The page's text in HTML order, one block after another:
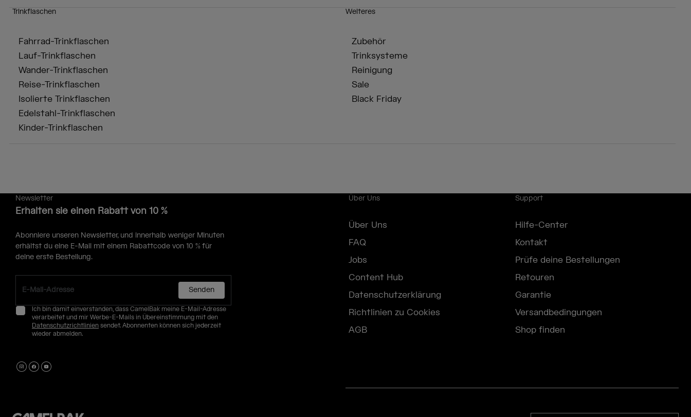
Trinkflaschen
Fahrrad-Trinkflaschen
Lauf-Trinkflaschen
Wander-Trinkflaschen
Reise-Trinkflaschen
Isolierte Trinkflaschen
Edelstahl-Trinkflaschen
Kinder-Trinkflaschen
Weiteres
Zubehör
Trinksysteme
Reinigung
Sale
Black Friday
Newsletter
Erhalten sie einen Rabatt von 10 %
Abonniere unseren Newsletter, und innerhalb weniger Minuten
erhältst du eine E-Mail mit einem Rabattcode von 10 % für
deine erste Bestellung.
Senden
Ich bin damit einverstanden, dass CamelBak meine E-Mail-Adresse
verarbeitet und mir Werbe-E-Mails in Übereinstimmung mit den
Datenschutzrichtlinien sendet. Abonnenten können sich jederzeit
wieder abmelden.
Über Uns
Über Uns
FAQ
Jobs
Content Hub
Datenschutzerklärung
Richtlinien zu Cookies
AGB
Support
Hilfe-Center
Kontakt
Prüfe deine Bestellungen
Retouren
Garantie
Versandbedingungen
Shop finden